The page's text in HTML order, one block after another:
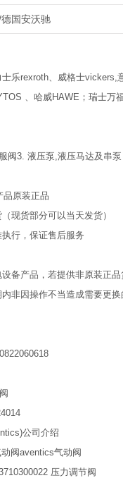
国安沃驰
乐rexroth、威格士
、哈威HAWE；瑞士
阀3. 液压泵,液压马达及串
品原装正品
现货部分可以当天发货）
行，保证售后服务
备产品，若提供非原装正
非因操作不当造成需要更
公司介绍
阀aventics气动阀
压力调节阀